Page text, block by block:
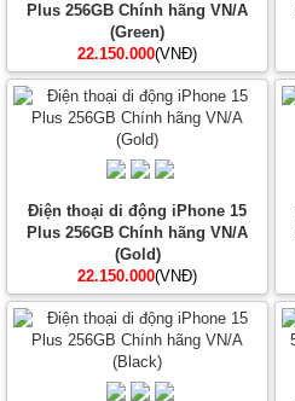
Plus 256GB Chính hãng VN/A
(Green)
22.150.000(VNĐ)
Điện thoại di động iPhone 15
Plus 256GB Chính hãng VN/A
(Gold)
22.150.000(VNĐ)